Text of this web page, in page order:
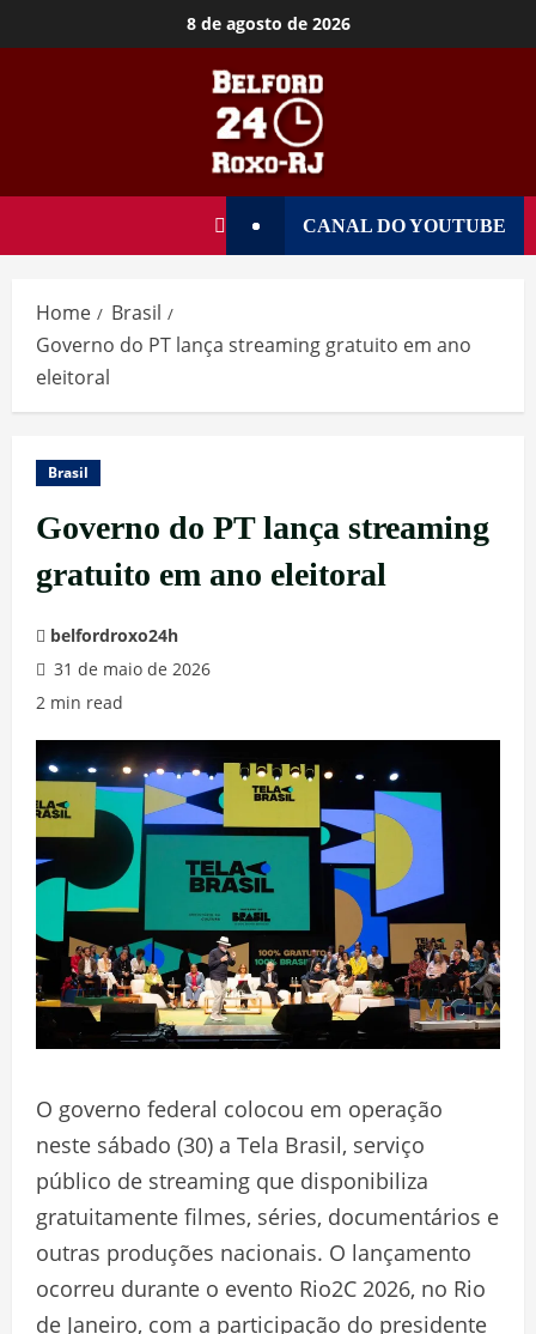
8 de agosto de 2026
CANAL DO YOUTUBE
Home
Brasil
Governo do PT lança streaming gratuito em ano
eleitoral
Brasil
Governo do PT lança streaming
gratuito em ano eleitoral
belfordroxo24h
31 de maio de 2026
2 min read
O governo federal colocou em operação
neste sábado (30) a Tela Brasil, serviço
público de streaming que disponibiliza
gratuitamente filmes, séries, documentários e
outras produções nacionais. O lançamento
ocorreu durante o evento Rio2C 2026, no Rio
de Janeiro, com a participação do presidente